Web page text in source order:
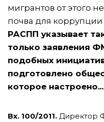
мигрантов от этого
почва для
РАСПП указывает
только заявления
подобных
подготовлено
которое настроено...
Вх. 100/2011. Директор